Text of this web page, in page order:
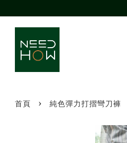
首頁 › 純色彈力打摺彎刀褲